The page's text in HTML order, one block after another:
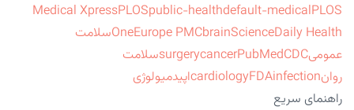
Medical XpressPLOSpublic-healthdefault-medicalPLOS
OneEurope PMCbrainScienceDaily Health
سلامت
عمومی
surgerycancerPubMedCDC
سلامت
روان
cardiologyFDAinfection
اپیدمیولوژی
راهنمای سریع